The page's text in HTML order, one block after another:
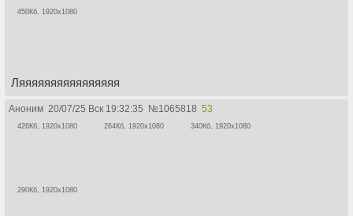
450Кб, 1920x1080
Ляяяяяяяяяяяяяяяя
Аноним 20/07/25 Вск 19:32:35 №1065818 53
426Кб, 1920x1080 264Кб, 1920x1080 340Кб, 1920x1080
290Кб, 1920x1080